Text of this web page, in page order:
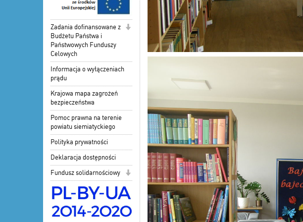
Zadania dofinansowane z
Budżetu Państwa i
Państwowych Funduszy
Celowych
Informacja o wyłączeniach
prądu
Krajowa mapa zagrożeń
bezpieczeństwa
Pomoc prawna na terenie
powiatu siemiatyckiego
Polityka prywatności
Deklaracja dostępności
Fundusz solidarnościowy